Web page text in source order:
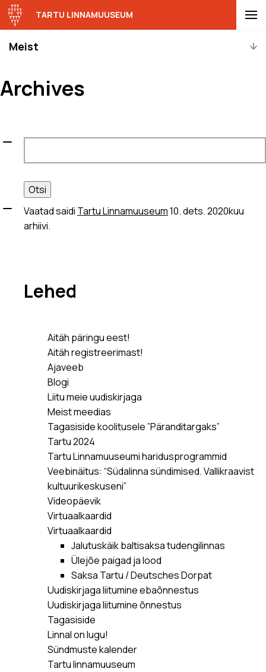
Meist
TARTU LINNAMUUSEUM
Archives
Otsi:
Vaatad saidi Tartu Linnamuuseum10. dets. 2020kuu
arhiivi.
Lehed
Aitäh päringu eest!
Aitäh registreerimast!
Ajaveeb
Blogi
Liitu meie uudiskirjaga
Meist meedias
Tagasiside koolitusele ”Päranditargaks”
Tartu 2024
Tartu Linnamuuseumi haridusprogrammid
Veebinäitus: “Südalinna sündimised. Vallikraavist
kultuurikeskuseni”
Videopäevik
Virtuaalkaardid
Virtuaalkaardid
Jalutuskäik baltisaksa tudengilinnas
Ülejõe paigad ja lood
Saksa Tartu / Deutsches Dorpat
Uudiskirjaga liitumine ebaõnnestus
Uudiskirjaga liitumine õnnestus
Tagasiside
Linnal on lugu!
Sündmuste kalender
Tartu linnamuuseum